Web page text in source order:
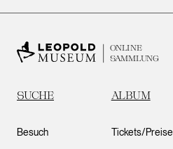
ONLINE
SAMMLUNG
SUCHE ALBUM
Besuch Tickets/Preise